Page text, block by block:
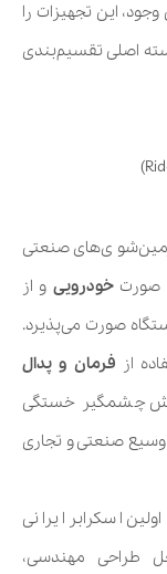
این تجهیزات را
اصلی تقسیم‌بندی
زمین‌شوی‌های صنعتی
صورتخودرویی و از
صورت می‌پذیرد.
از فرمان و پدال
چشمگیر خستگی
وسیع صنعتی و تجاری
اسکرابر ایرانی
طراحی مهندسی،